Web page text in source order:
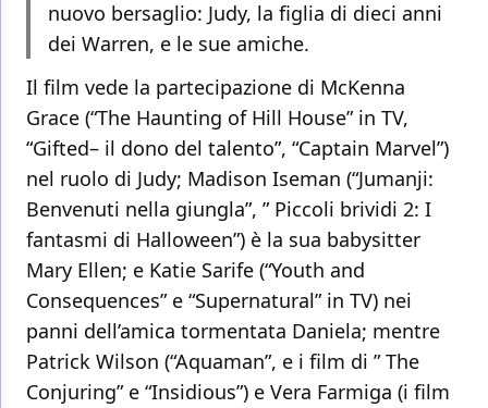
nuovo bersaglio: Judy, la figlia di dieci anni
dei Warren, e le sue amiche.
Il film vede la partecipazione di McKenna
Grace (“The Haunting of Hill House” in TV,
“Gifted– il dono del talento”, “Captain Marvel”)
nel ruolo di Judy; Madison Iseman (“Jumanji:
Benvenuti nella giungla”, ” Piccoli brividi 2: I
fantasmi di Halloween”) è la sua babysitter
Mary Ellen; e Katie Sarife (“Youth and
Consequences” e “Supernatural” in TV) nei
panni dell’amica tormentata Daniela; mentre
Patrick Wilson (“Aquaman”, e i film di ” The
Conjuring” e “Insidious”) e Vera Farmiga (i film